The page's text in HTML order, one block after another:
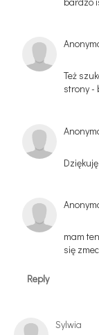
Też
strony -
mam
się
Reply
Sylwia